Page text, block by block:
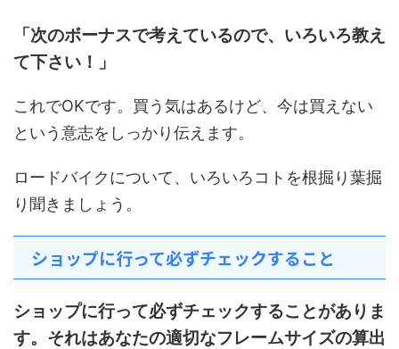
「次のボーナスで考えているので、いろいろ教え
て下さい！」
これでOKです。買う気はあるけど、今は買えない
という意志をしっかり伝えます。
ロードバイクについて、いろいろコトを根掘り葉掘
り聞きましょう。
ショップに行って必ずチェックすること
ショップに行って必ずチェックすることがありま
す。それはあなたの適切なフレームサイズの算出